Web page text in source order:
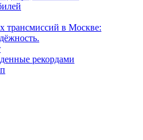
трансмиссий в Москве:
рекордами